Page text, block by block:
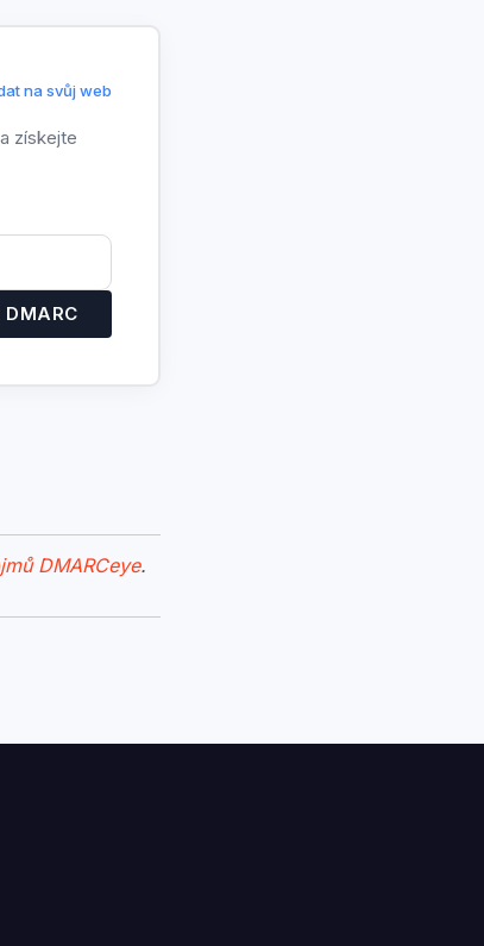
na svůj web
získejte
DMARCeye.